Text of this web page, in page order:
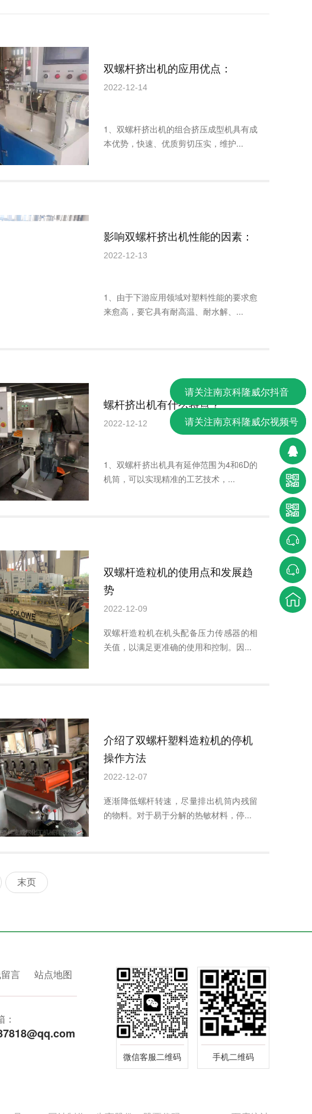
双螺杆挤出机的应用优点：
2022-12-14
1、双螺杆挤出机的组合挤压成型机具有成
本优势，快速、优质剪切压实，维护...
影响双螺杆挤出机性能的因素：
2022-12-13
1、由于下游应用领域对塑料性能的要求愈
来愈高，要它具有耐高温、耐水解、...
螺杆挤出机有什么特点？
2022-12-12
1、双螺杆挤出机具有延伸范围为4和6D的
机筒，可以实现精准的工艺技术，...
双螺杆造粒机的使用点和发展趋
势
2022-12-09
双螺杆造粒机在机头配备压力传感器的相
关值，以满足更准确的使用和控制。因...
介绍了双螺杆塑料造粒机的停机
操作方法
2022-12-07
逐渐降低螺杆转速，尽量排出机筒内残留
的物料。对于易于分解的热敏材料，停...
末页
言 站点地图
微信客服二维码 手机二维码
请关注南京科隆威尔抖音
请关注南京科隆威尔视频号